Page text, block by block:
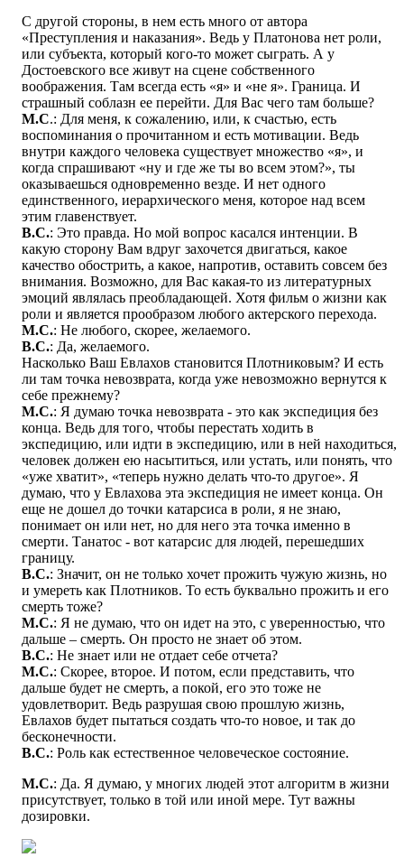
С другой стороны, в нем есть много от автора
«Преступления и наказания». Ведь у Платонова нет роли,
или субъекта, который кого-то может сыграть. А у
Достоевского все живут на сцене собственного
воображения. Там всегда есть «я» и «не я». Граница. И
страшный соблазн ее перейти. Для Вас чего там больше?
М.С.: Для меня, к сожалению, или, к счастью, есть
воспоминания о прочитанном и есть мотивации. Ведь
внутри каждого человека существует множество «я», и
когда спрашивают «ну и где же ты во всем этом?», ты
оказываешься одновременно везде. И нет одного
единственного, иерархического меня, которое над всем
этим главенствует.
В.С.: Это правда. Но мой вопрос касался интенции. В
какую сторону Вам вдруг захочется двигаться, какое
качество обострить, а какое, напротив, оставить совсем без
внимания. Возможно, для Вас какая-то из литературных
эмоций являлась преобладающей. Хотя фильм о жизни как
роли и является прообразом любого актерского перехода.
М.С.: Не любого, скорее, желаемого.
В.С.: Да, желаемого.
Насколько Ваш Евлахов становится Плотниковым? И есть
ли там точка невозврата, когда уже невозможно вернутся к
себе прежнему?
М.С.: Я думаю точка невозврата - это как экспедиция без
конца. Ведь для того, чтобы перестать ходить в
экспедицию, или идти в экспедицию, или в ней находиться,
человек должен ею насытиться, или устать, или понять, что
«уже хватит», «теперь нужно делать что-то другое». Я
думаю, что у Евлахова эта экспедиция не имеет конца. Он
еще не дошел до точки катарсиса в роли, я не знаю,
понимает он или нет, но для него эта точка именно в
смерти. Танатос - вот катарсис для людей, перешедших
границу.
В.С.: Значит, он не только хочет прожить чужую жизнь, но
и умереть как Плотников. То есть буквально прожить и его
смерть тоже?
М.С.: Я не думаю, что он идет на это, с уверенностью, что
дальше – смерть. Он просто не знает об этом.
В.С.: Не знает или не отдает себе отчета?
М.С.: Скорее, второе. И потом, если представить, что
дальше будет не смерть, а покой, его это тоже не
удовлетворит. Ведь разрушая свою прошлую жизнь,
Евлахов будет пытаться создать что-то новое, и так до
бесконечности.
В.С.: Роль как естественное человеческое состояние.
М.С.: Да. Я думаю, у многих людей этот алгоритм в жизни
присутствует, только в той или иной мере. Тут важны
дозировки.